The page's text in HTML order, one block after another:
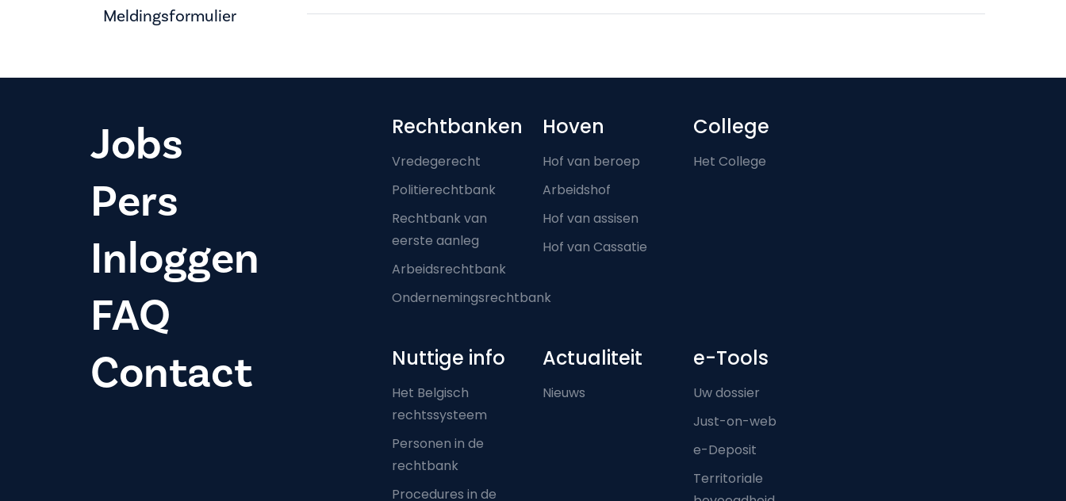
Meldingsformulier
Jobs
Pers
Inloggen
FAQ
Contact
Footer-menu
Rechtbanken
Vredegerecht
Politierechtbank
Rechtbank van
eerste aanleg
Arbeidsrechtbank
Ondernemingsrechtbank
Hoven
Hof van beroep
Arbeidshof
Hof van assisen
Hof van Cassatie
College
Het College
Nuttige info
Het Belgisch
rechtssysteem
Personen in de
rechtbank
Procedures in de
Actualiteit
Nieuws
e-Tools
Uw dossier
Just-on-web
e-Deposit
Territoriale